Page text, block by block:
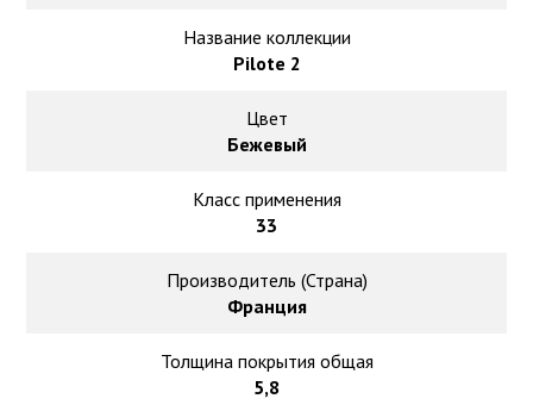
Ковролин под теплый пол
Название коллекции
Pilote 2
Цвет
Бежевый
Класс применения
33
Производитель (Страна)
Франция
Толщина покрытия общая
5,8